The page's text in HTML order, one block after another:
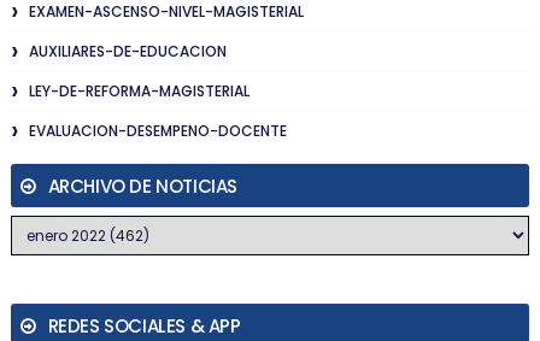
EXAMEN-ASCENSO-NIVEL-MAGISTERIAL
AUXILIARES-DE-EDUCACION
LEY-DE-REFORMA-MAGISTERIAL
EVALUACION-DESEMPENO-DOCENTE
ARCHIVO DE NOTICIAS
REDES SOCIALES & APP